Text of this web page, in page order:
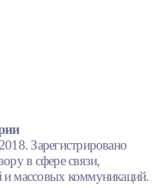
Зарегистрировано
в сфере связи,
массовых коммуникаций.